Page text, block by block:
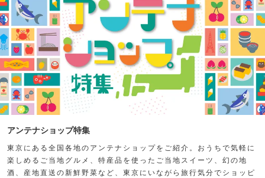
アンテナショップ特集
東京にある全国各地のアンテナショップをご紹介。おうちで気軽に
楽しめるご当地グルメ、特産品を使ったご当地スイーツ、幻の地
酒、産地直送の新鮮野菜など、東京にいながら旅行気分でショッピ